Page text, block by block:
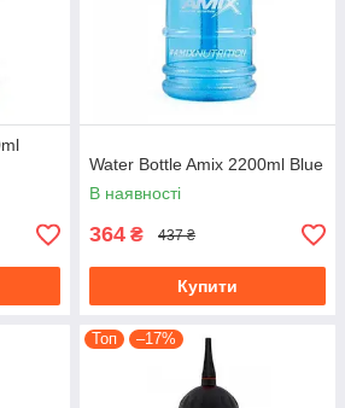
Water Bottle Amix 2200ml Blue
В наявності
364 ₴ 437 ₴
Купити
Топ –17%